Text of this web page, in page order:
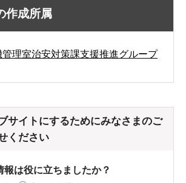
作成所属
理室治安対策課支援推進グループ
サイトにするためにみなさまのご
ください
報は役に立ちましたか？